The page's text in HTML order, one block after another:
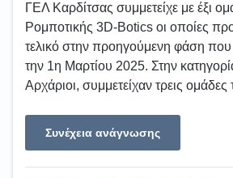
ΓΕΛ Καρδίτσας συμμετείχε με έξι
Ρομποτικής 3D-Botics οι οποίες
τελικό στην προηγούμενη φάση που
την 1η Μαρτίου 2025. Στην
Αρχάριοι, συμμετείχαν τρεις
Συνέχεια ανάγνωσης